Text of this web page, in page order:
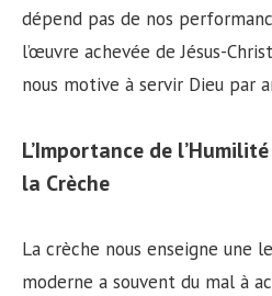
dépend pas de nos
l’œuvre achevée de Jésus-
nous motive à servir Dieu par
L’Importance de
la Crèche
La crèche nous enseigne une
moderne a souvent du mal à